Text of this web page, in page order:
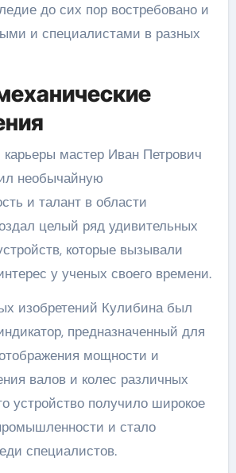
до сих пор востребовано и
и специалистами в разных
мастер Иван Петрович
необычайную
и талант в области
целый ряд удивительных
которые вызывали
у ученых своего времени.
изобретений Кулибина был
предназначенный для
мощности и
валов и колес различных
устройство получило широкое
и стало
специалистов.